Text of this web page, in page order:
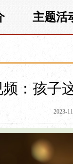
主题活
：孩子
2023-